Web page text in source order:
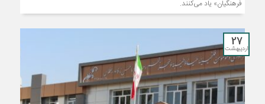
فرهنگیان» یاد می‌کنند.
27
اردیبهشت